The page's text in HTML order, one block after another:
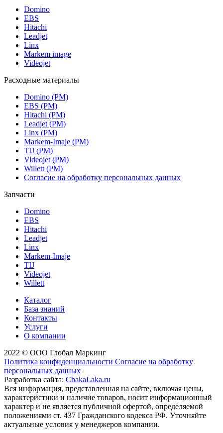
Domino
EBS
Hitachi
Leadjet
Linx
Markem image
Videojet
Расходные материалы
Domino (РМ)
EBS (РМ)
Hitachi (РМ)
Leadjet (РМ)
Linx (РМ)
Markem-Imaje (РМ)
TIJ (РМ)
Videojet (РМ)
Willett (РМ)
Согласие на обработку персональных данных
Запчасти
Domino
EBS
Hitachi
Leadjet
Linx
Markem-Imaje
TIJ
Videojet
Willett
Каталог
База знаний
Контакты
Услуги
О компании
2022 © ООО Глобал Маркинг
Политика конфиденциальности Согласие на обработку
персональных данных
Разработка сайта: ChakaLaka.ru
Вся информация, представленная на сайте, включая цены,
характеристики и наличие товаров, носит информационный
характер и не является публичной офертой, определяемой
положениями ст. 437 Гражданского кодекса РФ. Уточняйте
актуальные условия у менеджеров компании.